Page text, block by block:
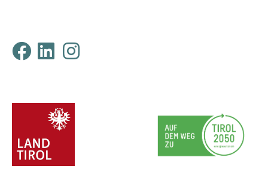
Klimabündnis Tirol auf
Klimabündnis Tirol auf
ProjektpartnerInnen